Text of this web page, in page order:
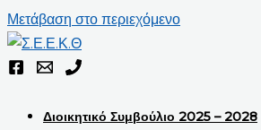
Μετάβαση στο περιεχόμενο
Διοικητικό Συμβούλιο 2025 – 2028